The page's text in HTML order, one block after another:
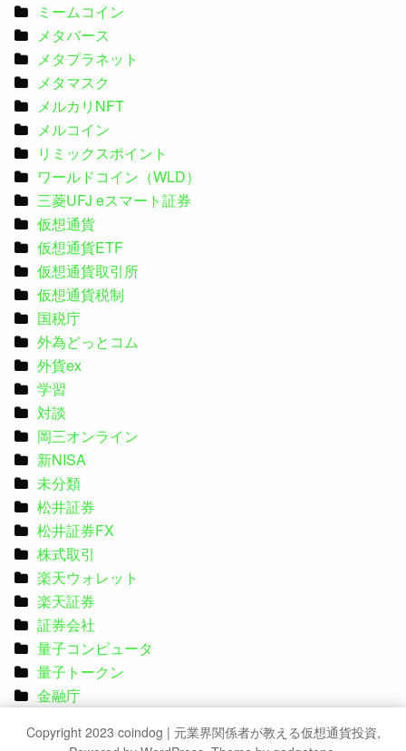
ミームコイン
メタバース
メタプラネット
メタマスク
メルカリNFT
メルコイン
リミックスポイント
ワールドコイン（WLD）
三菱UFJ eスマート証券
仮想通貨
仮想通貨ETF
仮想通貨取引所
仮想通貨税制
国税庁
外為どっとコム
外貨ex
学習
対談
岡三オンライン
新NISA
未分類
松井証券
松井証券FX
株式取引
楽天ウォレット
楽天証券
証券会社
量子コンピュータ
量子トークン
金融庁
Copyright 2023 coindog | 元業界関係者が教える仮想通貨投資,